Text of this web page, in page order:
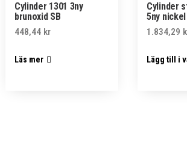
Cylinder 1301 3ny
brunoxid SB
448,44 kr
Läs mer
Cylinder
5ny nickel
1.834,29
Lägg till i